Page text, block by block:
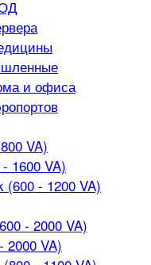
и офиса
VA)
1600 VA)
(600 - 1200 VA)
- 2000 VA)
2000 VA)